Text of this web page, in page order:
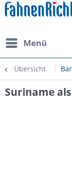
Menü
Übersicht
Suriname